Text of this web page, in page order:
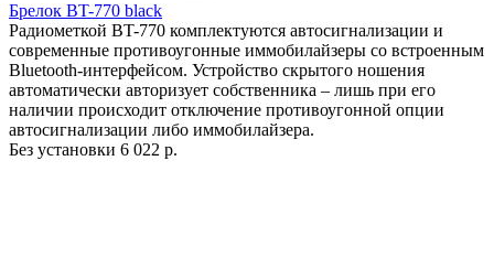
Брелок BT-770 black
Радиометкой BT-770 комплектуются автосигнализации и
современные противоугонные иммобилайзеры со встроенным
Bluetooth-интерфейсом. Устройство скрытого ношения
автоматически авторизует собственника – лишь при его
наличии происходит отключение противоугонной опции
автосигнализации либо иммобилайзера.
Без установки 6 022 р.